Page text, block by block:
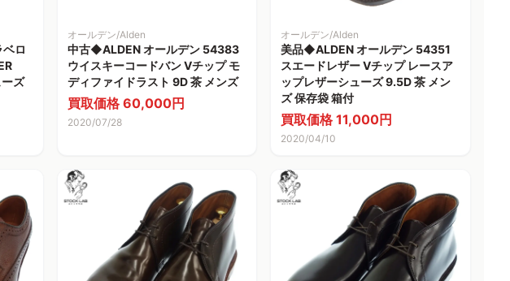
ロ
ズ
オールデン/Alden
中古◆ALDEN オールデン 54383
ウイスキーコードバン Vチップ モ
ディファイドラスト 9D 茶 メンズ
買取価格 60,000円
2020/07/28
オールデン/Alden
美品◆ALDEN オールデン 54351
スエードレザー Vチップ レースア
ップレザーシューズ 9.5D 茶 メン
ズ 保存袋 箱付
買取価格 11,000円
2020/04/10